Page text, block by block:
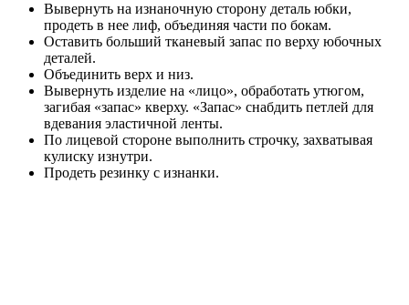
Вывернуть на изнаночную сторону деталь юбки,
продеть в нее лиф, объединяя части по бокам.
Оставить больший тканевый запас по верху юбочных
деталей.
Объединить верх и низ.
Вывернуть изделие на «лицо», обработать утюгом,
загибая «запас» кверху. «Запас» снабдить петлей для
вдевания эластичной ленты.
По лицевой стороне выполнить строчку, захватывая
кулиску изнутри.
Продеть резинку с изнанки.